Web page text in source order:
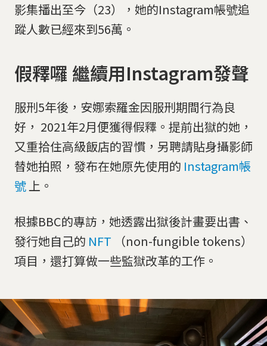
影集播出至今（23），她的Instagram帳號追
蹤人數已經來到56萬。
假釋囉 繼續用Instagram發聲
服刑5年後，安娜索羅金因服刑期間行為良
好， 2021年2月便獲得假釋。提前出獄的她，
又重拾住高級飯店的習慣，另聘請貼身攝影師
替她拍照，發布在她原先使用的 Instagram帳
號 上。
根據BBC的專訪，她透露出獄後計畫要出書、
發行她自己的 NFT
（non-fungible tokens）
項目，還打算做一些監獄改革的工作。